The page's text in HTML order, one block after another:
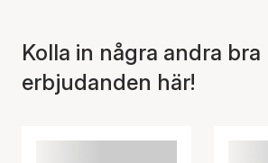
Kolla in några andra bra
erbjudanden här!